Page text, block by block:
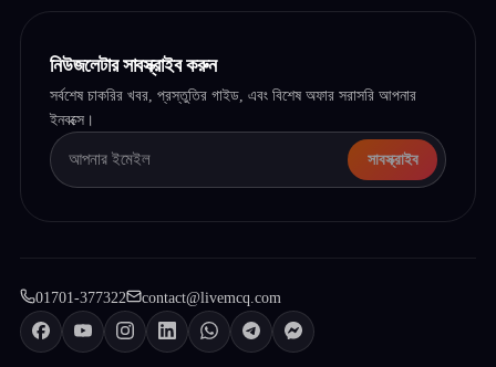
নিউজলেটার সাবস্ক্রাইব করুন
সর্বশেষ চাকরির খবর, প্রস্তুতির গাইড, এবং বিশেষ অফার সরাসরি আপনার
ইনবক্সে।
সাবস্ক্রাইব
01701-377322 contact@livemcq.com